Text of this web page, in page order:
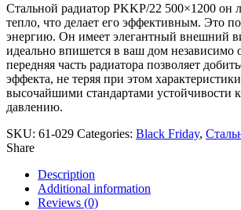
Стальной радиатор PKKP/22 500×1200 он
тепло, что делает его эффективным. Это
энергию. Он имеет элегантный внешний
идеально впишется в ваш дом независимо
передняя часть радиатора позволяет
эффекта, не теряя при этом
высочайшими стандартами устойчивости
давлению.
SKU: 61-029 Categories: Black Friday,
Share
Description
Additional information
Reviews (0)